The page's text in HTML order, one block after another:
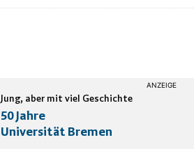
Jung, aber mit viel Geschichte
50 Jahre
Universität Bremen